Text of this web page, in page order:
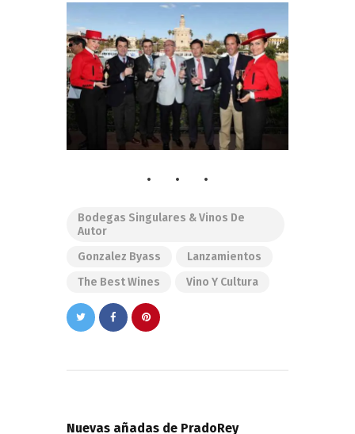
Bodegas Singulares & Vinos De
Autor
Gonzalez Byass
Lanzamientos
The Best Wines
Vino Y Cultura
entradas
Nuevas añadas de PradoRey